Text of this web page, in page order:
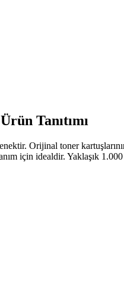
Tanıtımı
Orijinal toner
için idealdir. Yaklaşık